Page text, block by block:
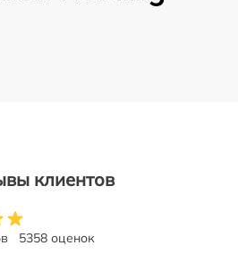
клиентов
5358 оценок